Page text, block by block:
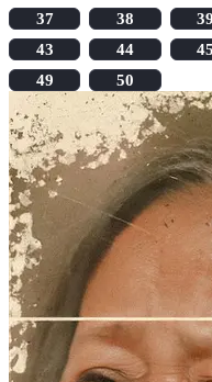
37
38 39
43
44 45
49
50